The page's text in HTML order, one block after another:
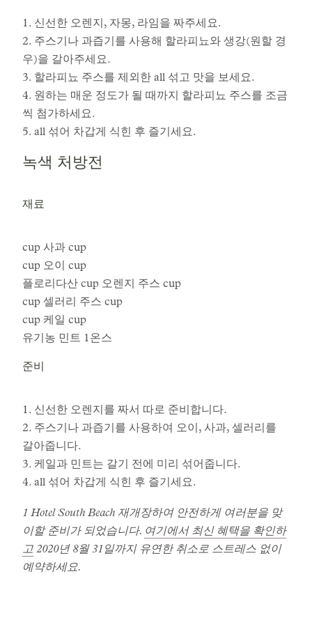
1. 신선한 오렌지, 자몽, 라임을 짜주세요.
2. 주스기나 과즙기를 사용해 할라피뇨와 생강(원할 경
우)을 갈아주세요.
3. 할라피뇨 주스를 제외한 all 섞고 맛을 보세요.
4. 원하는 매운 정도가 될 때까지 할라피뇨 주스를 조금
씩 첨가하세요.
5. all 섞어 차갑게 식힌 후 즐기세요.
녹색 처방전
재료
cup 사과 cup
cup 오이 cup
플로리다산 cup 오렌지 주스 cup
cup 셀러리 주스 cup
cup 케일 cup
유기농 민트 1온스
준비
1. 신선한 오렌지를 짜서 따로 준비합니다.
2. 주스기나 과즙기를 사용하여 오이, 사과, 셀러리를
갈아줍니다.
3. 케일과 민트는 갈기 전에 미리 섞어줍니다.
4. all 섞어 차갑게 식힌 후 즐기세요.
1 Hotel South Beach 재개장하여 안전하게 여러분을 맞
이할 준비가 되었습니다. 여기에서 최신 혜택을 확인하
고 2020년 8월 31일까지 유연한 취소로 스트레스 없이
예약하세요.